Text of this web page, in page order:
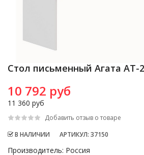
Стол письменный Агата АТ-
10 792 руб
11 360 руб
Добавить отзыв о товаре
В НАЛИЧИИ
АРТИКУЛ: 37150
Производитель: Россия